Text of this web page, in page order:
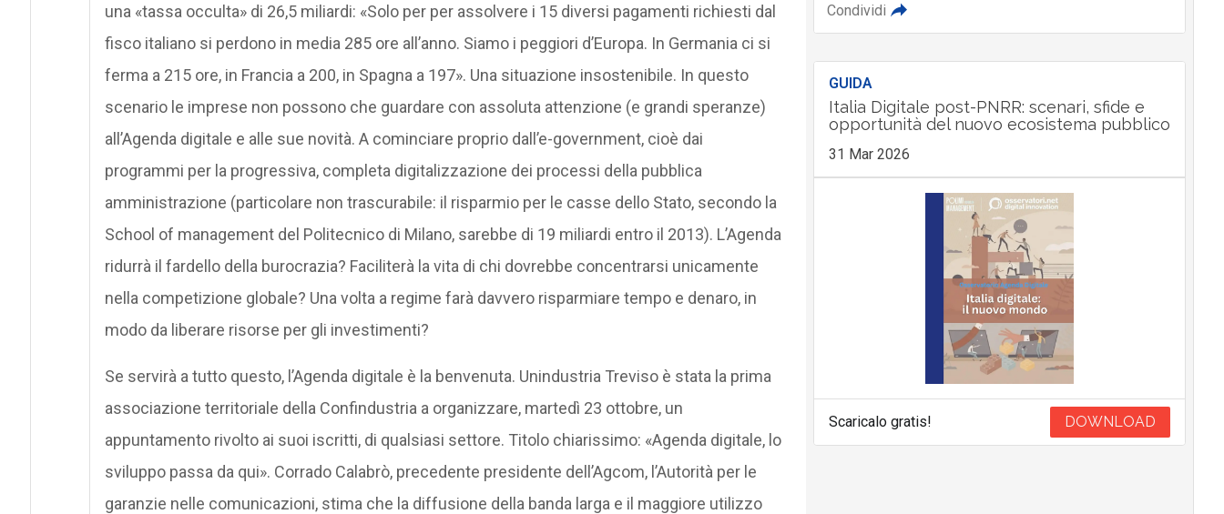
una «tassa occulta» di 26,5 miliardi: «Solo per per assolvere i 15 diversi pagamenti richiesti dal
fisco italiano si perdono in media 285 ore all’anno. Siamo i peggiori d’Europa. In Germania ci si
ferma a 215 ore, in Francia a 200, in Spagna a 197». Una situazione insostenibile. In questo
scenario le imprese non possono che guardare con assoluta attenzione (e grandi speranze)
all’Agenda digitale e alle sue novità. A cominciare proprio dall’e-government, cioè dai
programmi per la progressiva, completa digitalizzazione dei processi della pubblica
amministrazione (particolare non trascurabile: il risparmio per le casse dello Stato, secondo la
School of management del Politecnico di Milano, sarebbe di 19 miliardi entro il 2013). L’Agenda
ridurrà il fardello della burocrazia? Faciliterà la vita di chi dovrebbe concentrarsi unicamente
nella competizione globale? Una volta a regime farà davvero risparmiare tempo e denaro, in
modo da liberare risorse per gli investimenti?
Se servirà a tutto questo, l’Agenda digitale è la benvenuta. Unindustria Treviso è stata la prima
associazione territoriale della Confindustria a organizzare, martedì 23 ottobre, un
appuntamento rivolto ai suoi iscritti, di qualsiasi settore. Titolo chiarissimo: «Agenda digitale, lo
sviluppo passa da qui». Corrado Calabrò, precedente presidente dell’Agcom, l’Autorità per le
garanzie nelle comunicazioni, stima che la diffusione della banda larga e il maggiore utilizzo
Condividi
GUIDA
Italia Digitale post-PNRR: scenari, sfide e
opportunità del nuovo ecosistema pubblico
31 Mar 2026
Scaricalo gratis! DOWNLOAD